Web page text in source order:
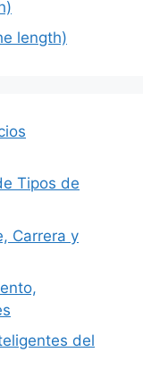
length)
Tipos de
Carrera y
del